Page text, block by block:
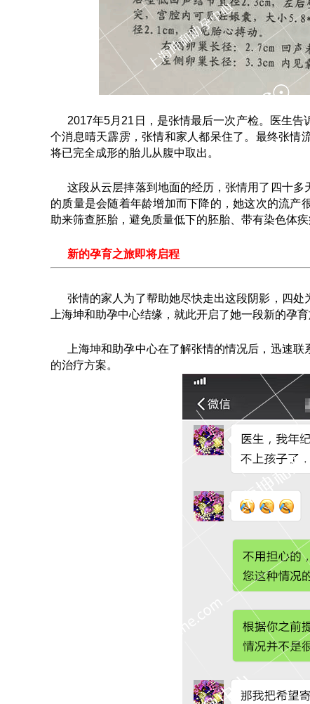
2017年5月21日，是张情最后一次产检。医生
个消息晴天霹雳，张情和家人都呆住了。最终张情
将已完全成形的胎儿从腹中取出。
这段从云层摔落到地面的经历，张情用了四十
的质量是会随着年龄增加而下降的，她这次的流产
助来筛查胚胎，避免质量低下的胚胎、带有染色体
新的孕育之旅即将启程
张情的家人为了帮助她尽快走出这段阴影，四
上海坤和助孕中心结缘，就此开启了她一段新的孕育
上海坤和助孕中心在了解张情的情况后，迅速
的治疗方案。
广州做第三代试管婴儿的私人医院有吗？ 第三代
看到下面照片上的
在……【 查看详情